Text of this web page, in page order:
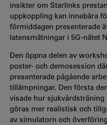
insikter om Starlinks
uppkoppling kan innebära
förmiddagen presenterade
latensmätningar i 5G-nätet
Den öppna delen av
poster- och demosession
presenterade pågående
tillämpningar. Den första
visade hur
göras mer realistisk och
av simulatorn och